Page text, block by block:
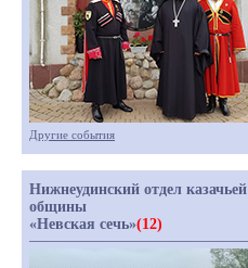
Другие события
Нижнеудинский отдел казачьей
общины
«Невская сечь»(12)